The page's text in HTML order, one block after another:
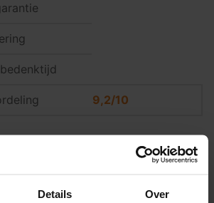
Details Over
9,2/10
AHA 23A